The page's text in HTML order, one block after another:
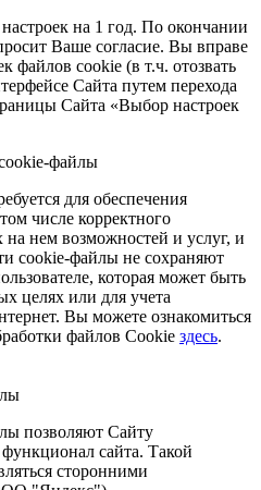
на 1 год. По окончании
Ваше согласие. Вы вправе
файлов cookie (в т.ч. отозвать
Сайта путем перехода
Сайта «Выбор настроек
файлы
для обеспечения
числе корректного
на нем возможностей и услуг, и
cookie-файлы не сохраняют
которая может быть
целях или для учета
Вы можете ознакомиться
файлов Cookie здесь.
позволяют Сайту
сайта. Такой
сторонними